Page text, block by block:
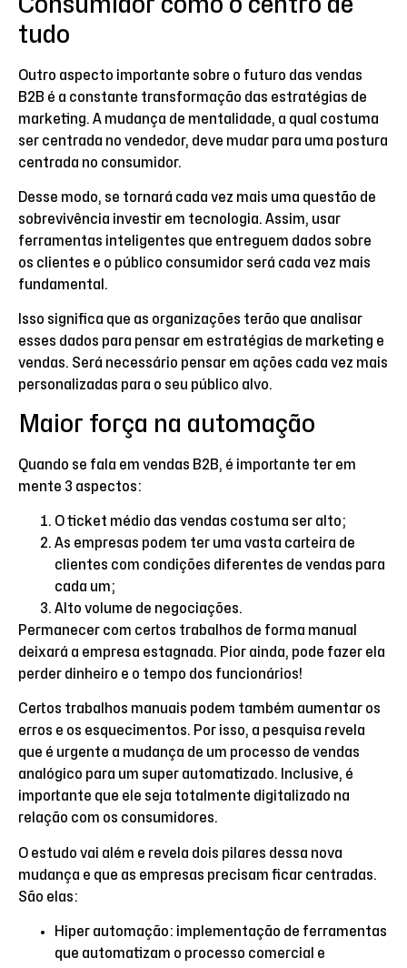
tudo
Outro aspecto importante sobre o futuro das vendas
B2B é a constante transformação das estratégias de
marketing. A mudança de mentalidade, a qual costuma
ser centrada no vendedor, deve mudar para uma postura
centrada no consumidor.
Desse modo, se tornará cada vez mais uma questão de
sobrevivência investir em tecnologia. Assim, usar
ferramentas inteligentes que entreguem dados sobre
os clientes e o público consumidor será cada vez mais
fundamental.
Isso significa que as organizações terão que analisar
esses dados para pensar em estratégias de marketing e
vendas. Será necessário pensar em ações cada vez mais
personalizadas para o seu público alvo.
Maior força na automação
Quando se fala em vendas B2B, é importante ter em
mente 3 aspectos:
O ticket médio das vendas costuma ser alto;
As empresas podem ter uma vasta carteira de
clientes com condições diferentes de vendas para
cada um;
Alto volume de negociações.
Permanecer com certos trabalhos de forma manual
deixará a empresa estagnada. Pior ainda, pode fazer ela
perder dinheiro e o tempo dos funcionários!
Certos trabalhos manuais podem também aumentar os
erros e os esquecimentos. Por isso, a pesquisa revela
que é urgente a mudança de um processo de vendas
analógico para um super automatizado. Inclusive, é
importante que ele seja totalmente digitalizado na
relação com os consumidores.
O estudo vai além e revela dois pilares dessa nova
mudança e que as empresas precisam ficar centradas.
São elas:
Hiper automação: implementação de ferramentas
que automatizam o processo comercial e